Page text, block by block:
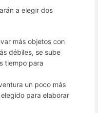
a elegir dos
más objetos con
débiles, se sube
tiempo para
un poco más
para elaborar